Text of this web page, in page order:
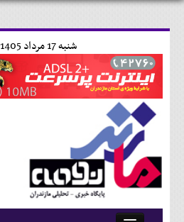
شنبه 17 مرداد 1405-1:1-